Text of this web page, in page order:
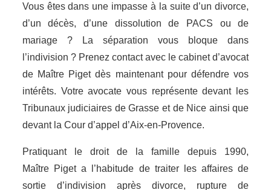
Vous êtes dans une impasse à la suite d’un divorce,
d’un décès, d’une dissolution de PACS ou de
mariage ? La séparation vous bloque dans
l’indivision ? Prenez contact avec le cabinet d’avocat
de Maître Piget dès maintenant pour défendre vos
intérêts. Votre avocate vous représente devant les
Tribunaux judiciaires de Grasse et de Nice ainsi que
devant la Cour d’appel d’Aix-en-Provence.
Pratiquant le droit de la famille depuis 1990,
Maître Piget a l’habitude de traiter les affaires de
sortie d’indivision après divorce, rupture de